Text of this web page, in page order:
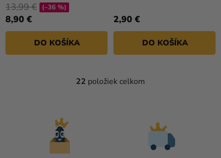
8,90 €
13,99 € (–36 %)
DO KOŠÍKA
2,90 €
DO KOŠÍKA
O
22 položiek celkom